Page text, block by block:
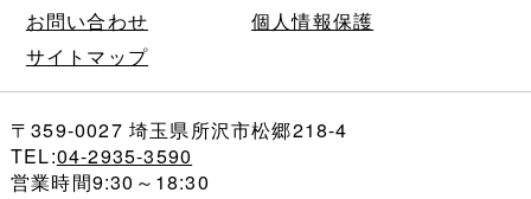
お問い合わせ
個人情報保護
サイトマップ
〒359-0027 埼玉県所沢市松郷218-4
TEL:04-2935-3590
営業時間9:30～18:30